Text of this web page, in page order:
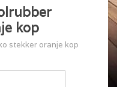
kop
stekker oranje kop